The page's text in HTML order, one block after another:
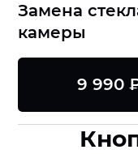
Замена
камеры
9 990